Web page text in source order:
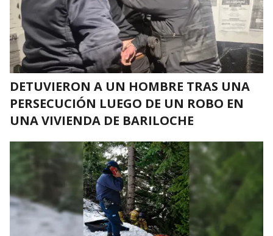
DETUVIERON A UN HOMBRE TRAS UNA
PERSECUCIÓN LUEGO DE UN ROBO EN
UNA VIVIENDA DE BARILOCHE